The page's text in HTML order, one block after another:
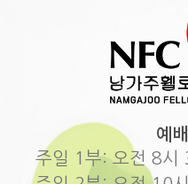
예
주일 1부: 오전 8시